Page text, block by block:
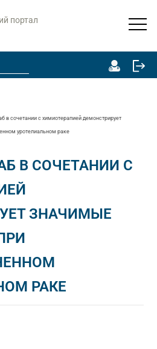
портал
в сочетании с химиотерапией демонстрирует
уротелиальном раке
В СОЧЕТАНИИ С
ЗНАЧИМЫЕ
РАКЕ